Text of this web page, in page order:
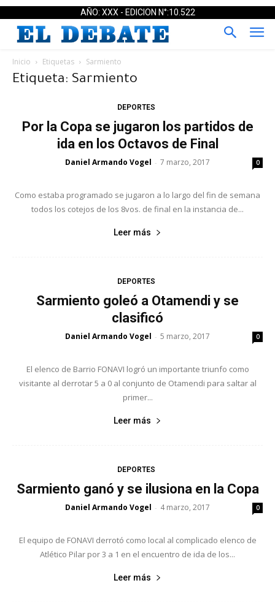
AÑO: XXX - EDICION N°:10.522
Inicio Etiquetas Sarmiento
Etiqueta: Sarmiento
DEPORTES
Por la Copa se jugaron los partidos de
ida en los Octavos de Final
Daniel Armando Vogel - 7 marzo, 2017 0
Como estaba programado se jugaron a lo largo del fin de semana
todos los cotejos de los 8vos. de final en la instancia de...
Leer más
DEPORTES
Sarmiento goleó a Otamendi y se
clasificó
Daniel Armando Vogel - 5 marzo, 2017 0
El elenco de Barrio FONAVI logró un importante triunfo como
visitante al derrotar 5 a 0 al conjunto de Otamendi para saltar al
primer...
Leer más
DEPORTES
Sarmiento ganó y se ilusiona en la Copa
Daniel Armando Vogel - 4 marzo, 2017 0
El equipo de FONAVI derrotó como local al complicado elenco de
Atlético Pilar por 3 a 1 en el encuentro de ida de los...
Leer más